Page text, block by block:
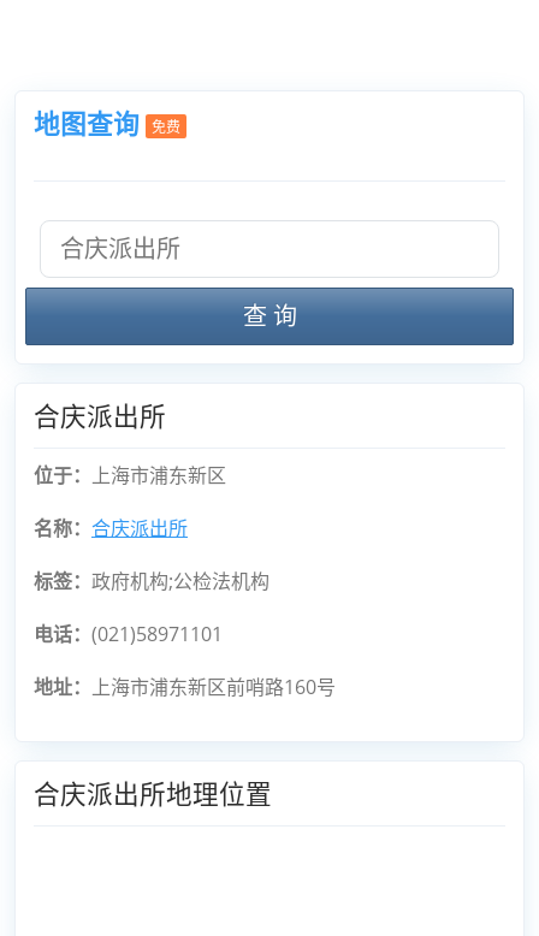
地图查询 免费
查 询
合庆派出所
位于： 上海市浦东新区
名称： 合庆派出所
标签： 政府机构;公检法机构
电话： (021)58971101
地址： 上海市浦东新区前哨路160号
合庆派出所地理位置